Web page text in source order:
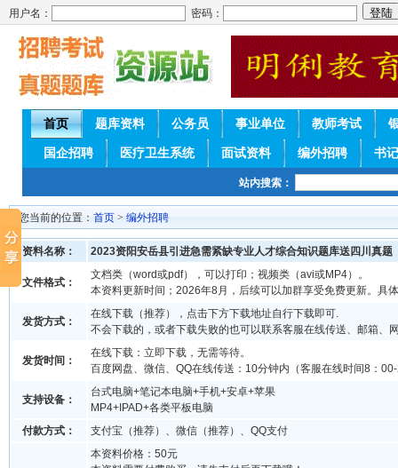
用户名： 密码：
首页 题库资料 公务员 事业单位 教师考试
国企招聘 医疗卫生系统 面试资料 编外招聘 书
站内搜索：
您当前的位置： 首页 > 编外招聘
资料名称： 2023资阳安岳县引进急需紧缺专业人才综合知识题库送四川真题
文件格式：
文档类（word或pdf），可以打印；视频类（avi或MP4）。
本资料更新时间；2026年8月，后续可以加群享受免费更新。具
发货方式：
在线下载（推荐），点击下方下载地址自行下载即可.
不会下载的，或者下载失败的也可以联系客服在线传送、邮箱、
发货时间：
在线下载：立即下载，无需等待。
百度网盘、微信、QQ在线传送：10分钟内（客服在线时间8：
支持设备：
台式电脑+笔记本电脑+手机+安卓+苹果
MP4+IPAD+各类平板电脑
付款方式：
支付宝（推荐）、微信（推荐）、QQ支付
本资料价格：50元